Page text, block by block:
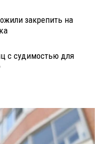
закрепить на
с судимостью для